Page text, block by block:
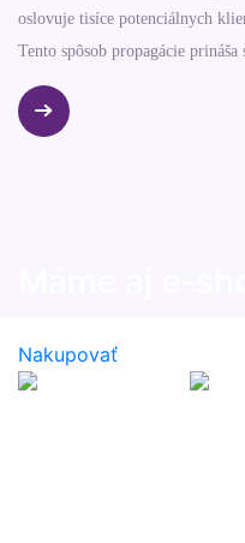
oslovuje tisíce potenciálnych
Tento spôsob propagácie
vášho vozového parku bez
nákladov na prenájom plochy.
Nakupovať